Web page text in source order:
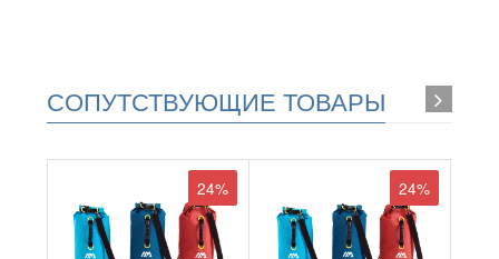
СОПУТСТВУЮЩИЕ ТОВАРЫ
24% 24%